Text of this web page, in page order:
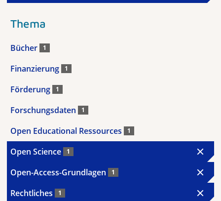
Thema
Bücher 1
Finanzierung 1
Förderung 1
Forschungsdaten 1
Open Educational Ressources 1
Open Science 1
Open-Access-Grundlagen 1
Rechtliches 1